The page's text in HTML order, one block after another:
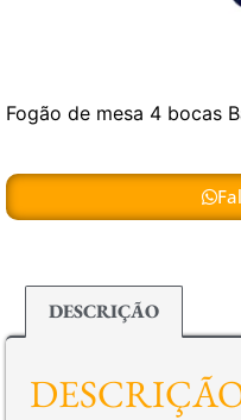
Fogão de mesa 4 bocas
DESCRIÇÃO